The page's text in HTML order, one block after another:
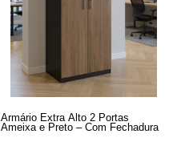
Armário Extra Alto 2 Portas
Ameixa e Preto – Com Fechadura